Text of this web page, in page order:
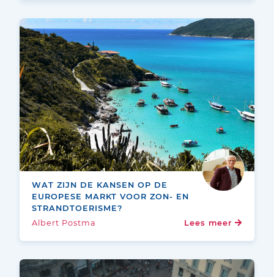
WAT ZIJN DE KANSEN OP DE
EUROPESE MARKT VOOR ZON- EN
STRANDTOERISME?
Albert Postma
Lees meer